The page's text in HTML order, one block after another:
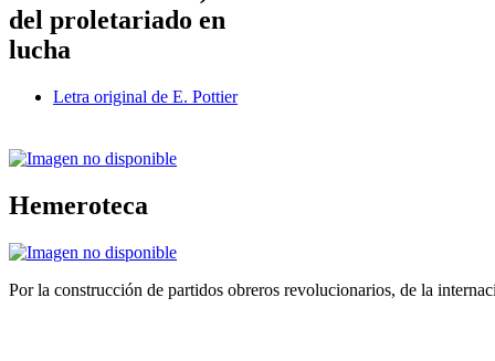
del proletariado en
lucha
Letra original de E. Pottier
Hemeroteca
Por la construcción de partidos obreros revolucionarios, de la